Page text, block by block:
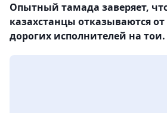
Опытный тамада заверяет,
казахстанцы отказываются
дорогих исполнителей на тои.